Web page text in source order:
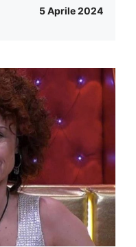
5 Aprile 2024